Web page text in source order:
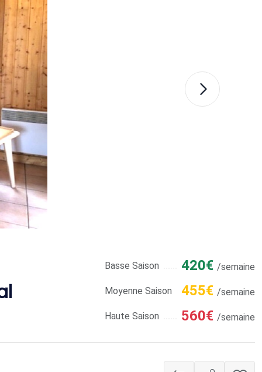
Basse Saison 420€ /semaine
Moyenne Saison 455€ /semaine
Haute Saison 560€ /semaine